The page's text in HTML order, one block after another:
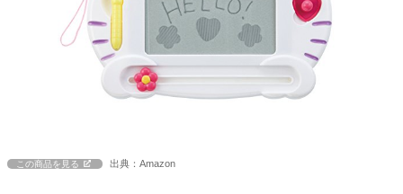
この商品を見る 出典：Amazon